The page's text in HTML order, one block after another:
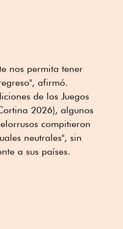
nos permita tener
afirmó.
de los Juegos
2026), algunos
compitieron
neutrales", sin
a sus países.